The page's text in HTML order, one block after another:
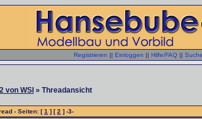
Registrieren || Einloggen || Hilfe/FAQ || Suche
von WSI » Threadansicht
- Seiten: [1 ] [2 ] -3-